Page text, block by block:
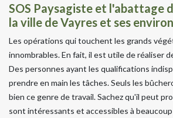
SOS Paysagiste et l'abattage
la ville de Vayres et ses
Les opérations qui touchent les grands
innombrables. En fait, il est utile de réaliser
Des personnes ayant les qualifications
prendre en main les tâches. Seuls les
bien ce genre de travail. Sachez qu'il peut
sont intéressants et accessibles à beaucoup